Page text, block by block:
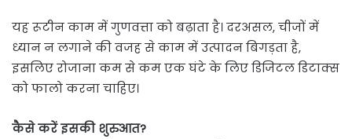
यह रूटीन काम में गुणवत्ता को बढ़ाता है। दरअसल, चीजों में
ध्यान न लगाने की वजह से काम में उत्पादन बिगड़ता है,
इसलिए रोजाना कम से कम एक घंटे के लिए डिजिटल डिटाक्स
को फालो करना चाहिए।
कैसे करें इसकी शुरुआत?